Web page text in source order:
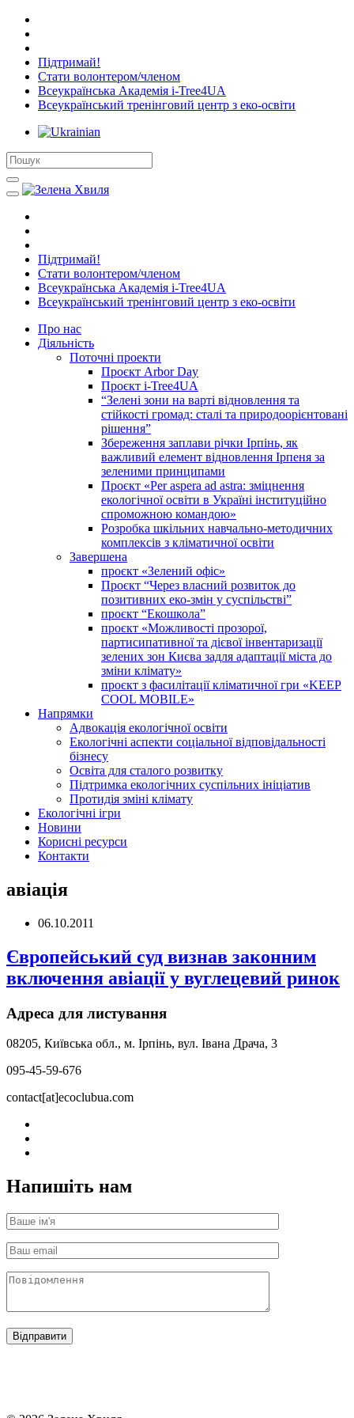
Підтримай!
Стати волонтером/членом
Всеукраїнська Академія i-Tree4UA
Всеукраїнський тренінговий центр з еко-освіти
Підтримай!
Стати волонтером/членом
Всеукраїнська Академія i-Tree4UA
Всеукраїнський тренінговий центр з еко-освіти
Про нас
Діяльність
Поточні проекти
Проєкт Arbor Day
Проєкт i-Tree4UA
“Зелені зони на варті відновлення та
стійкості громад: cталі та природоорієнтовані
рішення”
Збереження заплави річки Ірпінь, як
важливий елемент відновлення Ірпеня за
зеленими принципами
Проєкт «Per aspera ad astra: зміцнення
екологічної освіти в Україні інституційно
спроможною командою»
Розробка шкільних навчально-методичних
комплексів з кліматичної освіти
Завершена
проєкт «Зелений офіс»
Проєкт “Через власний розвиток до
позитивних еко-змін у суспільстві”
проєкт “Екошкола”
проєкт «Можливості прозорої,
партисипативної та дієвої інвентаризації
зелених зон Києва задля адаптації міста до
зміни клімату»
проєкт з фасилітації кліматичної гри «KEEP
COOL MOBILE»
Напрямки
Адвокація екологічної освіти
Екологічні аспекти соціальної відповідальності
бізнесу
Освіта для сталого розвитку
Підтримка екологічних суспільних ініціатив
Протидія зміні клімату
Екологічні ігри
Новини
Корисні ресурси
Контакти
авіація
06.10.2011
Європейський суд визнав законним
включення авіації у вуглецевий ринок
Адреса для листування
08205, Київська обл., м. Ірпінь, вул. Івана Драча, 3
095-45-59-676
contact[at]ecoclubua.com
Напишіть нам